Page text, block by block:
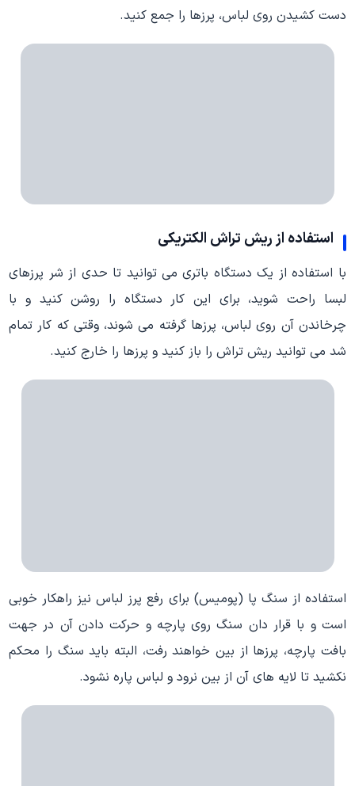
دست کشیدن روی لباس، پرزها را جمع کنید.
استفاده از ریش تراش الکتریکی
با استفاده از یک دستگاه باتری می توانید تا حدی از شر پرزهای
لبسا راحت شوید، برای این کار دستگاه را روشن کنید و با
چرخاندن آن روی لباس، پرزها گرفته می شوند، وقتی که کار تمام
شد می توانید ریش تراش را باز کنید و پرزها را خارج کنید.
استفاده از سنگ پا (پومیس) برای رفع پرز لباس نیز راهکار خوبی
است و با قرار دان سنگ روی پارچه و حرکت دادن آن در جهت
بافت پارچه، پرزها از بین خواهند رفت، البته باید سنگ را محکم
نکشید تا لایه های آن از بین نرود و لباس پاره نشود.